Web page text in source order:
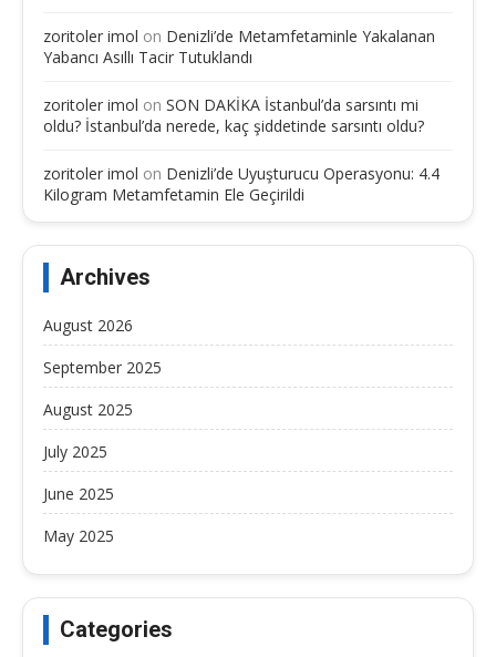
zoritoler imol on Denizli’de Metamfetaminle Yakalanan
Yabancı Asıllı Tacir Tutuklandı
zoritoler imol on SON DAKİKA İstanbul’da sarsıntı mi
oldu? İstanbul’da nerede, kaç şiddetinde sarsıntı oldu?
zoritoler imol on Denizli’de Uyuşturucu Operasyonu: 4.4
Kilogram Metamfetamin Ele Geçirildi
Archives
August 2026
September 2025
August 2025
July 2025
June 2025
May 2025
Categories